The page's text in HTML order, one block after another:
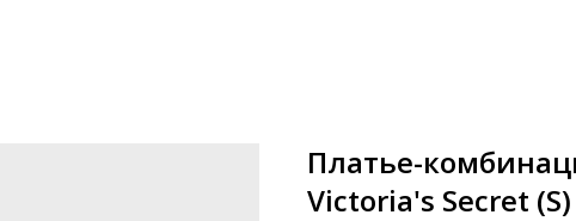
Платье-
Victoria's Secret (S)